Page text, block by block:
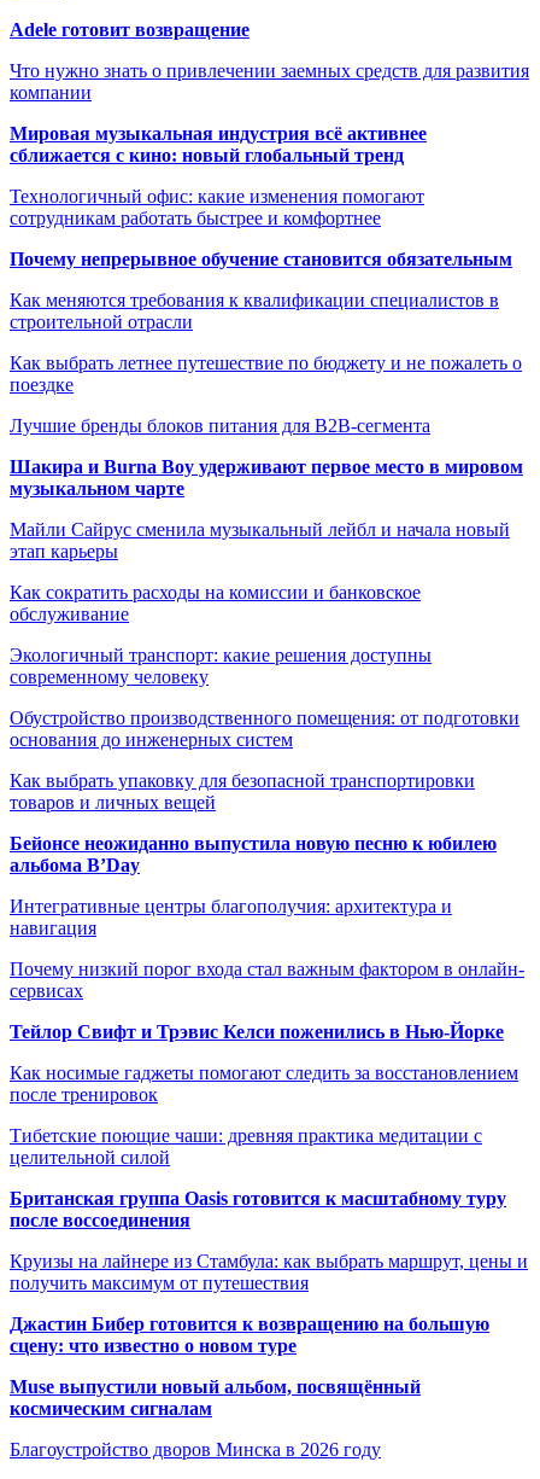
Adele готовит возвращение
Что нужно знать о привлечении заемных средств для развития
компании
Мировая музыкальная индустрия всё активнее
сближается с кино: новый глобальный тренд
Технологичный офис: какие изменения помогают
сотрудникам работать быстрее и комфортнее
Почему непрерывное обучение становится обязательным
Как меняются требования к квалификации специалистов в
строительной отрасли
Как выбрать летнее путешествие по бюджету и не пожалеть о
поездке
Лучшие бренды блоков питания для B2B-сегмента
Шакира и Burna Boy удерживают первое место в мировом
музыкальном чарте
Майли Сайрус сменила музыкальный лейбл и начала новый
этап карьеры
Как сократить расходы на комиссии и банковское
обслуживание
Экологичный транспорт: какие решения доступны
современному человеку
Обустройство производственного помещения: от подготовки
основания до инженерных систем
Как выбрать упаковку для безопасной транспортировки
товаров и личных вещей
Бейонсе неожиданно выпустила новую песню к юбилею
альбома B’Day
Интегративные центры благополучия: архитектура и
навигация
Почему низкий порог входа стал важным фактором в онлайн-
сервисах
Тейлор Свифт и Трэвис Келси поженились в Нью-Йорке
Как носимые гаджеты помогают следить за восстановлением
после тренировок
Тибетские поющие чаши: древняя практика медитации с
целительной силой
Британская группа Oasis готовится к масштабному туру
после воссоединения
Круизы на лайнере из Стамбула: как выбрать маршрут, цены и
получить максимум от путешествия
Джастин Бибер готовится к возвращению на большую
сцену: что известно о новом туре
Muse выпустили новый альбом, посвящённый
космическим сигналам
Благоустройство дворов Минска в 2026 году